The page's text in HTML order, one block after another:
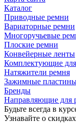
Каталог
Приводные ремни
Вариаторные ремни
Многоручьевые
Плоские ремни
Конвейерные ленты
Комплектующие
Натяжители ремня
Зажимные
Бренды
Направляющие для
Будьте всегда в
Узнавайте о